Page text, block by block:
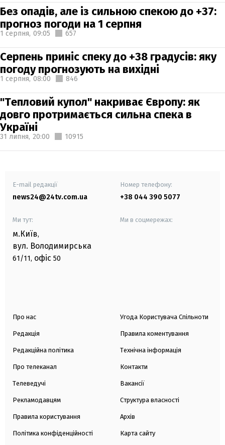
Без опадів, але із сильною спекою до +37:
прогноз погоди на 1 серпня
1 серпня, 09:05 657
Серпень приніс спеку до +38 градусів: яку
погоду прогнозують на вихідні
1 серпня, 08:00 846
"Тепловий купол" накриває Європу: як
довго протримається сильна спека в
Україні
31 липня, 20:00 10915
E-mail редакції
news24@24tv.com.ua
Номер телефону:
+38 044 390 5077
Ми тут:
м.Київ,
вул. Володимирська
61/11, офіс 50
Ми в соцмережах:
Про нас
Редакція
Редакційна політика
Про телеканал
Телеведучі
Рекламодавцям
Правила користування
Політика конфіденційності
Угода Користувача Спільноти
Правила коментування
Технічна інформація
Контакти
Вакансії
Структура власності
Архів
Карта сайту